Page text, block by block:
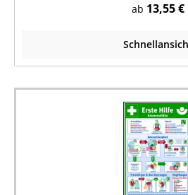
ab 13,55 €